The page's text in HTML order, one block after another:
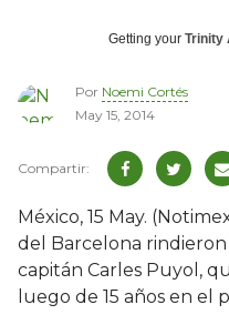
Getting your Trinity
Por Noemi Cortés
May 15, 2014
México, 15 May.
del Barcelona
capitán Carles Puyol,
luego de 15 años en el